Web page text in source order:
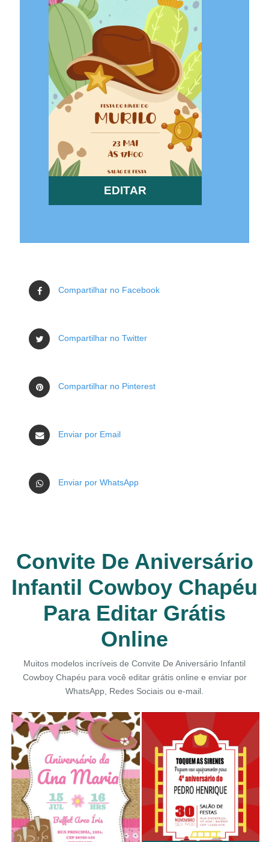
EDITAR
Compartilhar no Facebook
Compartilhar no Twitter
Compartilhar no Pinterest
Enviar por Email
Enviar por WhatsApp
Convite De Aniversário
Infantil Cowboy Chapéu
Para Editar Grátis
Online
Muitos modelos incríveis de Convite De Aniversário Infantil
Cowboy Chapéu para você editar grátis online e enviar por
WhatsApp, Redes Sociais ou e-mail.